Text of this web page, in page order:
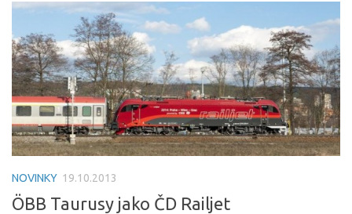
NOVINKY 19.10.2013
ÖBB Taurusy jako ČD Railjet